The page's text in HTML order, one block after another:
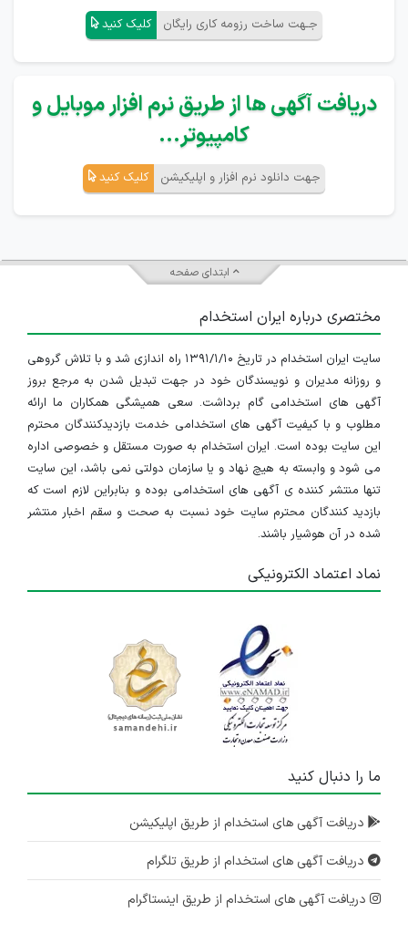
جـهت ساخت رزومه کاری رایگان کلیک کنید
دریافت آگهی ها از طریق نرم افزار موبایل و
کامپیوتر...
جهت دانلود نرم افزار و اپلیکیشن کلیک کنید
ابتدای صفحه
مختصری درباره ایران استخدام
سایت ایران استخدام در تاریخ ۱۳۹۱/۱/۱۰ راه اندازی شد و با تلاش گروهی
و روزانه مدیران و نویسندگان خود در جهت تبدیل شدن به مرجع بروز
آگهی های استخدامی گام برداشت. سعی همیشگی همکاران ما ارائه
مطلوب و با کیفیت آگهی های استخدامی خدمت بازدیدکنندگان محترم
این سایت بوده است. ایران استخدام به صورت مستقل و خصوصی اداره
می شود و وابسته به هیچ نهاد و یا سازمان دولتی نمی باشد، این سایت
تنها منتشر کننده ی آگهی های استخدامی بوده و بنابراین لازم است که
بازدید کنندگان محترم سایت خود نسبت به صحت و سقم اخبار منتشر
شده در آن هوشیار باشند.
نماد اعتماد الکترونیکی
ما را دنبال کنید
دریافت آگهی های استخدام از طریق اپلیکیشن
دریافت آگهی های استخدام از طریق تلگرام
دریافت آگهی های استخدام از طریق اینستاگرام